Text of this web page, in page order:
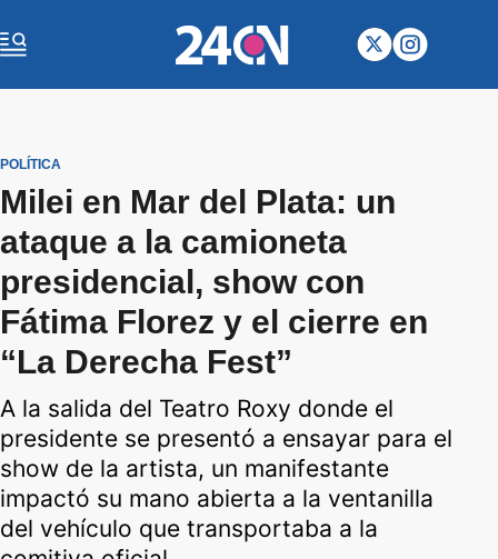
POLÍTICA
Milei en Mar del Plata: un
ataque a la camioneta
presidencial, show con
Fátima Florez y el cierre en
“La Derecha Fest”
A la salida del Teatro Roxy donde el
presidente se presentó a ensayar para el
show de la artista, un manifestante
impactó su mano abierta a la ventanilla
del vehículo que transportaba a la